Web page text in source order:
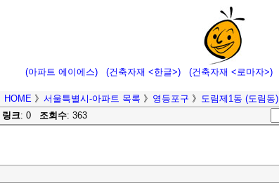
(아파트 에이에스) (건축자재 <한글>) (건축자재 <로마자>)
HOME 》 서울특별시-아파트 목록 》 영등포구 》 도림제1동 (도림동)
링크: 0 조회수: 363